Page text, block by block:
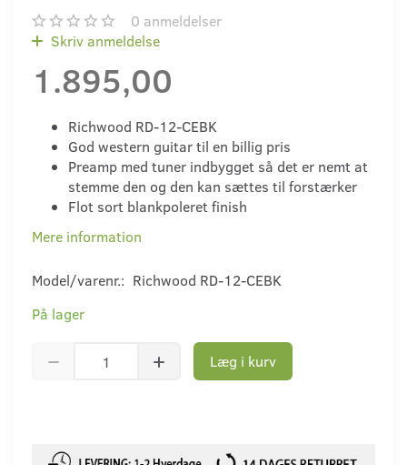
0 anmeldelser
Skriv anmeldelse
1.895,00
Richwood RD-12-CEBK
God western guitar til en billig pris
Preamp med tuner indbygget så det er nemt at
stemme den og den kan sættes til forstærker
Flot sort blankpoleret finish
Mere information
Model/varenr.: Richwood RD-12-CEBK
På lager
Læg i kurv